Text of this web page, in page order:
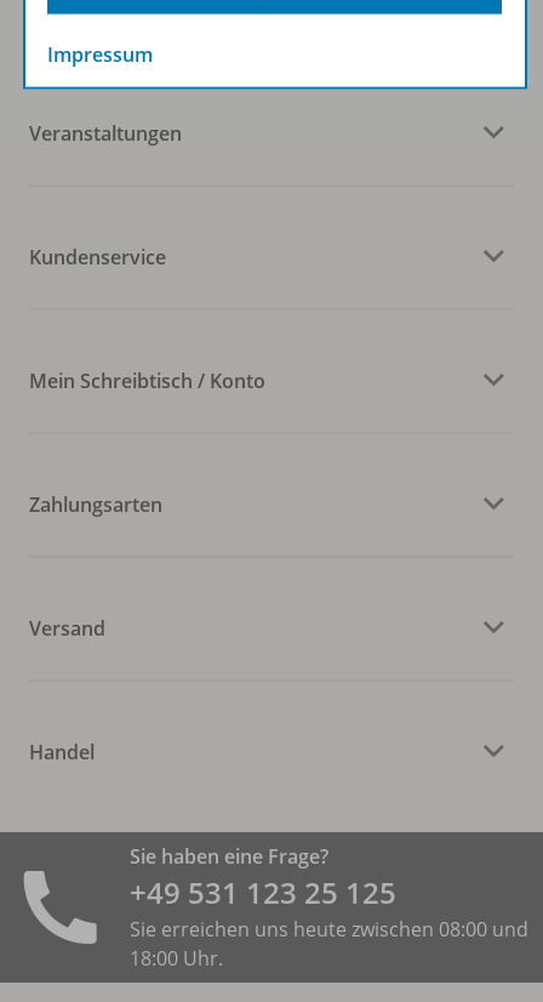
Westermann Gruppe
Veranstaltungen
Kundenservice
Mein Schreibtisch / Konto
Zahlungsarten
Versand
Handel
Sie haben eine Frage?
+49 531 ­123 25 125
Sie erreichen uns heute zwischen 08:00 und
18:00 Uhr.
Impressum